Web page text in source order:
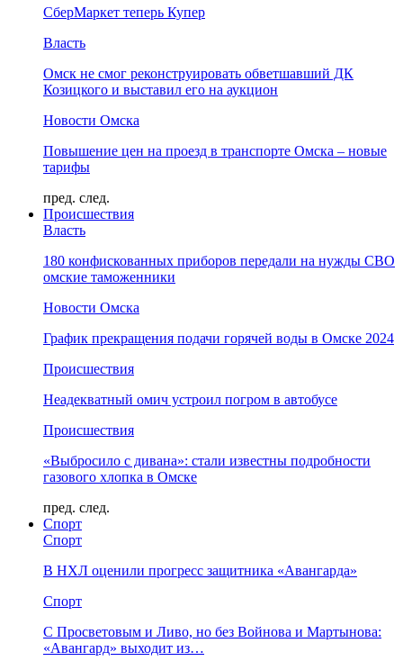
СберМаркет теперь Купер
Власть
Омск не смог реконструировать обветшавший ДК
Козицкого и выставил его на аукцион
Новости Омска
Повышение цен на проезд в транспорте Омска – новые
тарифы
пред. след.
Происшествия
Власть
180 конфискованных приборов передали на нужды СВО
омские таможенники
Новости Омска
График прекращения подачи горячей воды в Омске 2024
Происшествия
Неадекватный омич устроил погром в автобусе
Происшествия
«Выбросило с дивана»: стали известны подробности
газового хлопка в Омске
пред. след.
Спорт
Спорт
В НХЛ оценили прогресс защитника «Авангарда»
Спорт
С Просветовым и Ливо, но без Войнова и Мартынова:
«Авангард» выходит из…